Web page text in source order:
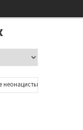
летевшие на
аэропорт в Париже